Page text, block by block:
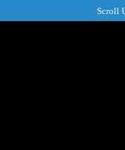
ke
Scroll